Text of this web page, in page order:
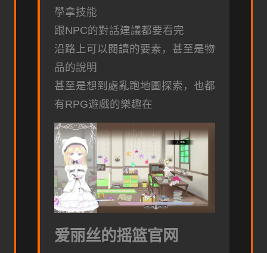
學拿技能
跟NPC的對話建議都要看完
沿路上可以閱讀的要素，甚至是物
品的說明
甚至是想到處亂跑地圖探索，也都
有RPG遊戲的樂趣在
爱丽丝的摇篮官网